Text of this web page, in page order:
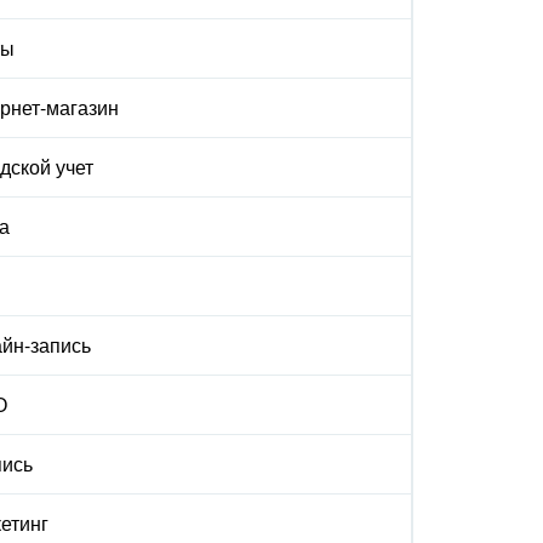
магазин
учет
запись